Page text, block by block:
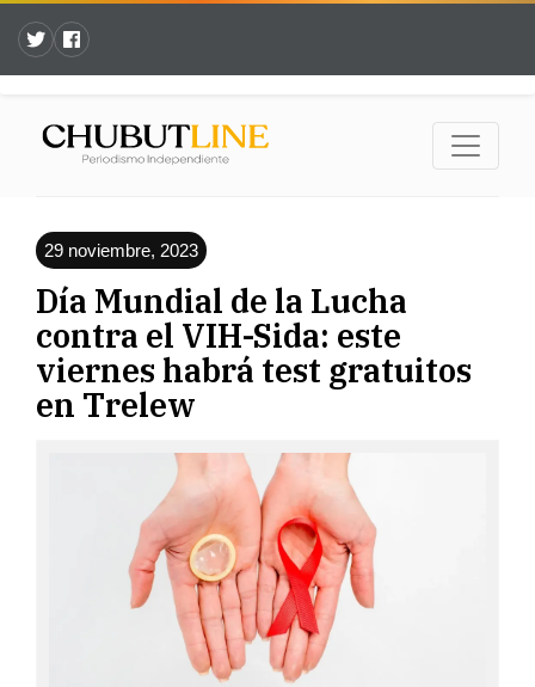
29 noviembre, 2023
Día Mundial de la Lucha
contra el VIH-Sida: este
viernes habrá test gratuitos
en Trelew